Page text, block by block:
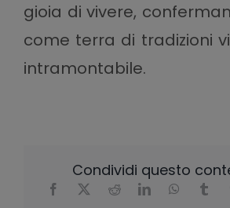
gioia di vivere,
come terra di tradizioni
intramontabile.
Condividi questo